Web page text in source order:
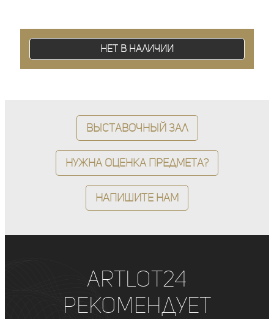
Нет в наличии
Выставочный зал
Нужна оценка предмета?
Напишите нам
ArtLot24
рекомендует